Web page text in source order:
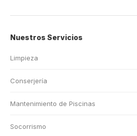
Nuestros Servicios
Limpieza
Conserjería
Mantenimiento de Piscinas
Socorrismo